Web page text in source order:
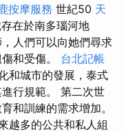
按摩服務 世紀50 天
在於南多瑙河地
人們可以向她們尋求
和受傷。 台北記帳
和城市的發展，泰式
行規範。 第二次世
和訓練的需求增加。
越多的公共和私人組